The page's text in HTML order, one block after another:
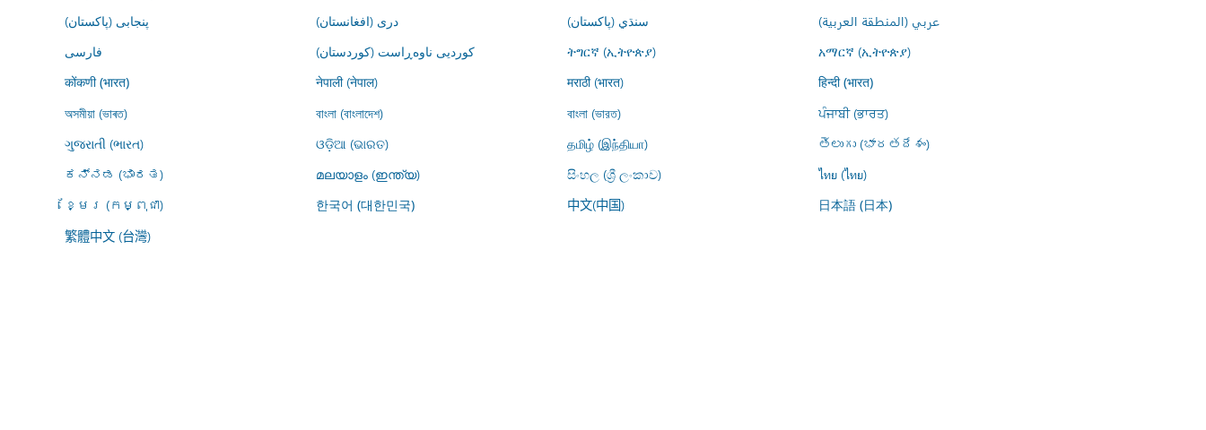
پنجابی (پاکستان)
درى (افغانستان) سنڌي (پاکستان)
عربي (المنطقة العربية)
فارسى
کوردیی ناوەڕاست (کوردستان) ትግርኛ (ኢትዮጵያ) አማርኛ (ኢትዮጵያ)
कोंकणी (भारत) नेपाली (नेपाल) मराठी (भारत) हिन्दी (भारत)
অসমীয়া (ভাৰত) বাংলা (বাংলাদেশ) বাংলা (ভারত)
ਪੰਜਾਬੀ (ਭਾਰਤ)
ગુજરાતી (ભારત)
ଓଡ଼ିଆ (ଭାରତ) தமிழ் (இந்தியா)
తెలుగు (భారతదేశం)
ಕನ್ನಡ (ಭಾರತ)
മലയാളം (ഇന്ത്യ) සිංහල (ශ්‍රී ලංකාව)
ไทย (ไทย)
ខ្មែរ (កម្ពុជា)
한국어 (대한민국) 中文(中国) 日本語 (日本)
繁體中文 (台灣)